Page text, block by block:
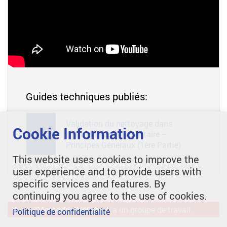
Guides techniques publiés:
GL 45
l’industrie agroalimentaire –
Demande d'adhésion à un groupe de travail.
Cookie Information
This website uses cookies to improve the
user experience and to provide users with
specific services and features. By
continuing you agree to the use of cookies.
Politique de confidentialité